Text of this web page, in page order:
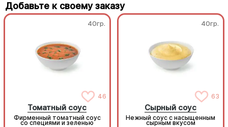
Добавьте к своему заказу
40гр.
46
Томатный соус
Фирменный томатный соус
со специями и зеленью
40гр.
63
Сырный соус
Нежный соус с насыщенным
сырным вкусом